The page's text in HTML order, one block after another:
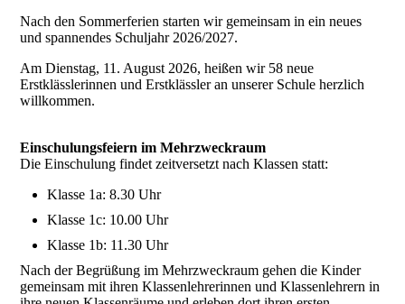
Nach den Sommerferien starten wir gemeinsam in ein neues
und spannendes Schuljahr 2026/2027.
Am Dienstag, 11. August 2026, heißen wir 58 neue
Erstklässlerinnen und Erstklässler an unserer Schule herzlich
willkommen.
Einschulungsfeiern im Mehrzweckraum
Die Einschulung findet zeitversetzt nach Klassen statt:
Klasse 1a: 8.30 Uhr
Klasse 1c: 10.00 Uhr
Klasse 1b: 11.30 Uhr
Nach der Begrüßung im Mehrzweckraum gehen die Kinder
gemeinsam mit ihren Klassenlehrerinnen und Klassenlehrern in